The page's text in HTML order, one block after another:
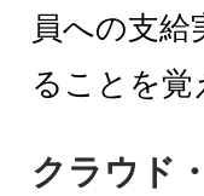
員への支給
ることを覚
クラウド